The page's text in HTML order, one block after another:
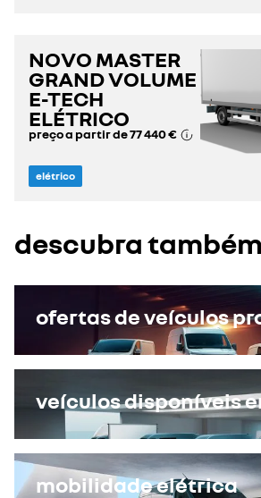
NOVO MASTER
GRAND VOLUME
E-TECH
ELÉTRICO
preço a partir de77 440 €
elétrico
descubra também
ofertas de veículos
veículos disponíveis
mobilidade elétrica